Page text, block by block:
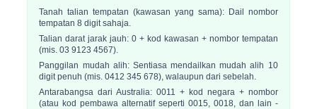
Tanah talian tempatan (kawasan yang sama):Dail nombor
tempatan 8 digit sahaja.
Talian darat jarak jauh: 0 + kod kawasan + nombor tempatan
(mis. 03 9123 4567).
Panggilan mudah alih:Sentiasa mendailkan mudah alih 10
digit penuh (mis. 0412 345 678), walaupun dari sebelah.
Antarabangsa dari Australia: 0011 + kod negara + nombor
(atau kod pembawa alternatif seperti 0015, 0018, dan lain -